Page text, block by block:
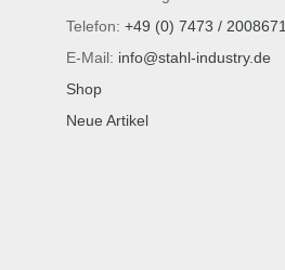
Telefon: +49 (0) 7473 / 2008671
E-Mail: info@stahl-industry.de
Shop
Neue Artikel